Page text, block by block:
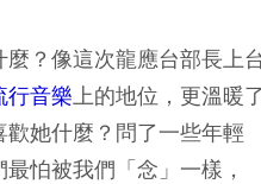
？像這次龍應台部長上
行音樂 上的地位，更溫暖
她什麼？問了一些年輕
怕被我們「念」一樣，